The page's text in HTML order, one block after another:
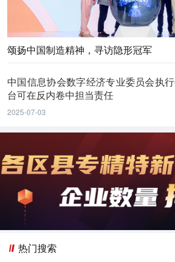
颂扬中国制造精神，寻访隐形冠军
中国信息协会数字经济专业委员会执
台可在反内卷中担当责任
2025-07-03
热门搜索